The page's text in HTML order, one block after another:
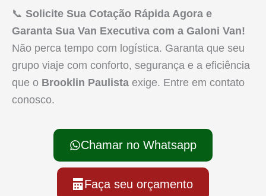
📞 Solicite Sua Cotação Rápida Agora e
Garanta Sua Van Executiva com a Galoni Van!
Não perca tempo com logística. Garanta que seu
grupo viaje com conforto, segurança e a eficiência
que o Brooklin Paulista exige. Entre em contato
conosco.
Chamar no Whatsapp
Faça seu orçamento